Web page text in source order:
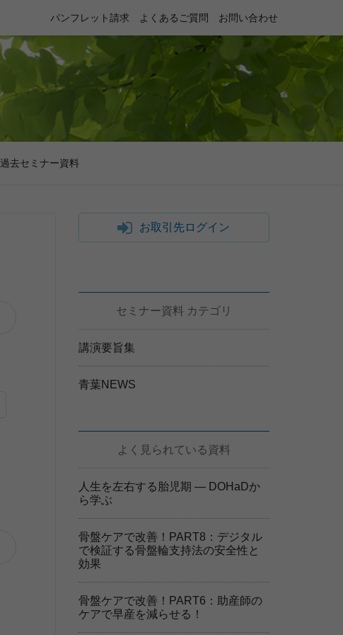
パンフレット請求 よくあるご質問 お問い合わせ
過去セミナー資料
お取引先ログイン
セミナー資料 カテゴリ
講演要旨集
青葉NEWS
よく見られている資料
人生を左右する胎児期 ― DOHaDか
ら学ぶ
骨盤ケアで改善！PART8：デジタル
で検証する骨盤輪支持法の安全性と
効果
骨盤ケアで改善！PART6：助産師の
ケアで早産を減らせる！